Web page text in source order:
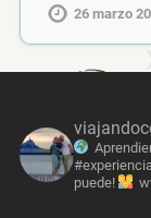
26 marzo
puede!